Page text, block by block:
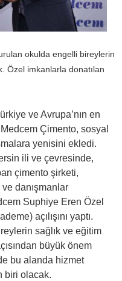
okulda engelli bireylerin
Özel imkanlarla donatılan
ve Avrupa’nın en
Çimento, sosyal
yenisini ekledi.
ili ve çevresinde,
çimento şirketi,
danışmanlar
Suphiye Eren Özel
açılışını yaptı.
sağlık ve eğitim
büyük önem
bu alanda hizmet
biri olacak.